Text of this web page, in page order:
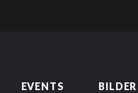
EVENTS BILDER